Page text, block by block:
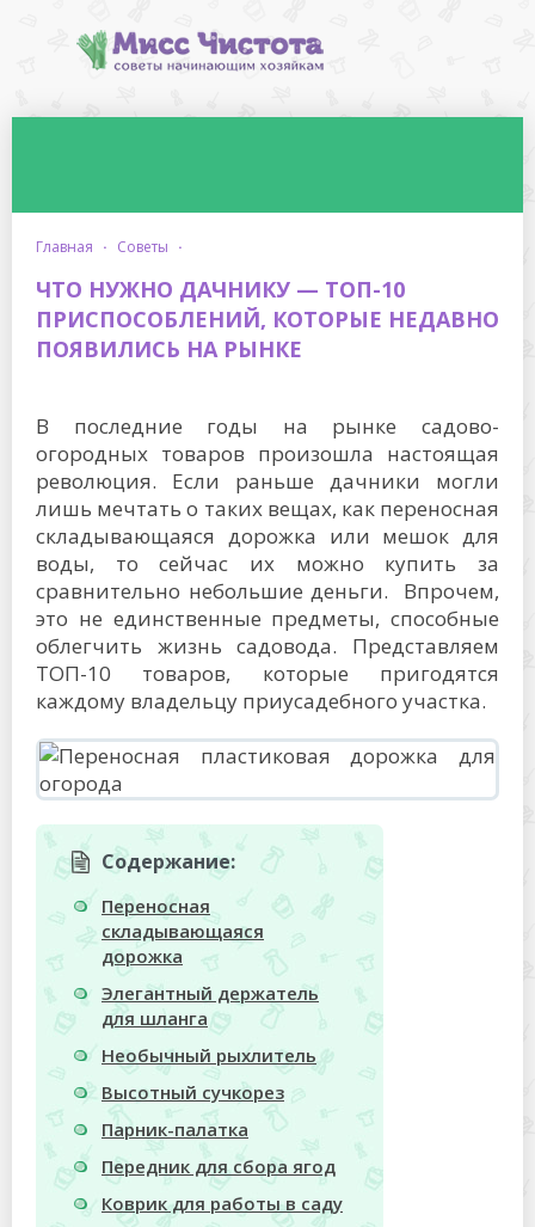
главная · советы ·
ЧТО НУЖНО ДАЧНИКУ — ТОП-10
ПРИСПОСОБЛЕНИЙ, КОТОРЫЕ НЕДАВНО
ПОЯВИЛИСЬ НА РЫНКЕ
В последние годы на рынке садово-
огородных товаров произошла настоящая
революция. Если раньше дачники могли
лишь мечтать о таких вещах, как переносная
складывающаяся дорожка или мешок для
воды, то сейчас их можно купить за
сравнительно небольшие деньги. Впрочем,
это не единственные предметы, способные
облегчить жизнь садовода. Представляем
ТОП-10 товаров, которые пригодятся
каждому владельцу приусадебного участка.
Содержание:
Переносная
складывающаяся
дорожка
Элегантный держатель
для шланга
Необычный рыхлитель
Высотный сучкорез
Парник-палатка
Передник для сбора ягод
Коврик для работы в саду